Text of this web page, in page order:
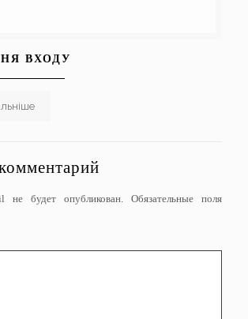
ВХОДУ
не будет опубликован.
Обязательные поля